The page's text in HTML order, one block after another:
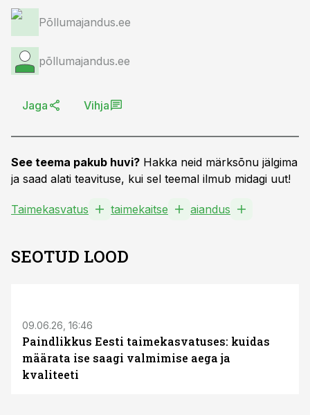
Põllumajandus.ee
põllumajandus.ee
Jaga Vihja
See teema pakub huvi? Hakka neid märksõnu jälgima
ja saad alati teavituse, kui sel teemal ilmub midagi uut!
Taimekasvatus taimekaitse aiandus
SEOTUD LOOD
09.06.26, 16:46
Paindlikkus Eesti taimekasvatuses: kuidas
määrata ise saagi valmimise aega ja
kvaliteeti